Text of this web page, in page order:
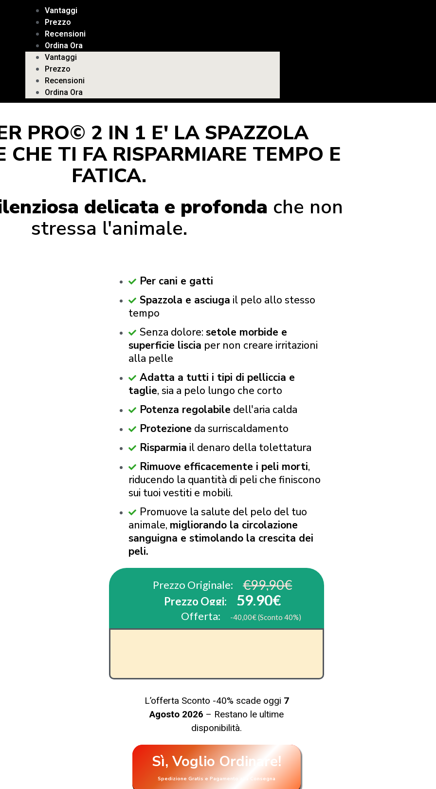
Vantaggi
Prezzo
Recensioni
Ordina Ora
Vantaggi
Prezzo
Recensioni
Ordina Ora
PRO© 2 IN 1 E' LA SPAZZOLA
CHE TI FA RISPARMIARE TEMPO E
FATICA.
delicata e profonda che non
stressa l'animale.
Per cani e gatti
Spazzola e asciuga il pelo allo stesso
tempo
Senza dolore: setole morbide e
superficie liscia per non creare irritazioni
alla pelle
Adatta a tutti i tipi di pelliccia e
taglie, sia a pelo lungo che corto
Potenza regolabile dell'aria calda
Protezione da surriscaldamento
Risparmia il denaro della tolettatura
Rimuove efficacemente i peli morti,
riducendo la quantità di peli che finiscono
sui tuoi vestiti e mobili.
Promuove la salute del pelo del tuo
animale, migliorando la circolazione
sanguigna e stimolando la crescita dei
peli.
Prezzo Originale: €99,90€
Prezzo Oggi: 59,90€
Offerta: -40,00€ (Sconto 40%)
L’offerta Sconto -40% scade oggi 7
Agosto 2026 – Restano le ultime
disponibilità.
Sì, Voglio Ordinare!
Spedizione Gratis e Pagamento alla Consegna